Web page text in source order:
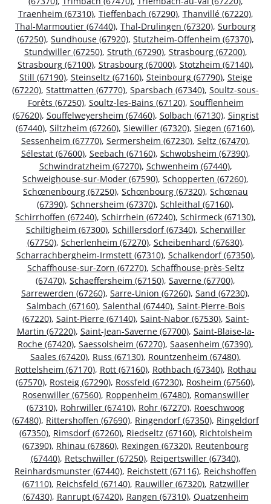
Traenheim (67310), Tieffenbach (67290), Thanvillé (67220),
Thal-Marmoutier (67440), Thal-Drulingen (67320), Surbourg
(67250), Sundhouse (67920), Stutzheim-Offenheim (67370),
Stundwiller (67250), Struth (67290), Strasbourg (67200),
Strasbourg (67100), Strasbourg (67000), Stotzheim (67140),
Still (67190), Steinseltz (67160), Steinbourg (67790), Steige
(67220), Stattmatten (67770), Sparsbach (67340), Soultz-sous-
Forêts (67250), Soultz-les-Bains (67120), Soufflenheim
(67620), Souffelweyersheim (67460), Solbach (67130), Singrist
(67440), Siltzheim (67260), Siewiller (67320), Siegen (67160),
Sessenheim (67770), Sermersheim (67230), Seltz (67470),
Sélestat (67600), Seebach (67160), Schwobsheim (67390),
Schwindratzheim (67270), Schwenheim (67440),
Schweighouse-sur-Moder (67590), Schopperten (67260),
Schœnenbourg (67250), Schœnbourg (67320), Schœnau
(67390), Schnersheim (67370), Schleithal (67160),
Schirrhoffen (67240), Schirrhein (67240), Schirmeck (67130),
Schiltigheim (67300), Schillersdorf (67340), Scherwiller
(67750), Scherlenheim (67270), Scheibenhard (67630),
Scharrachbergheim-Irmstett (67310), Schalkendorf (67350),
Schaffhouse-sur-Zorn (67270), Schaffhouse-près-Seltz
(67470), Schaeffersheim (67150), Saverne (67700),
Sarrewerden (67260), Sarre-Union (67260), Sand (67230),
Salmbach (67160), Salenthal (67440), Saint-Pierre-Bois
(67220), Saint-Pierre (67140), Saint-Nabor (67530), Saint-
Martin (67220), Saint-Jean-Saverne (67700), Saint-Blaise-la-
Roche (67420), Saessolsheim (67270), Saasenheim (67390),
Saales (67420), Russ (67130), Rountzenheim (67480),
Rottelsheim (67170), Rott (67160), Rothbach (67340), Rothau
(67570), Rosteig (67290), Rossfeld (67230), Rosheim (67560),
Rosenwiller (67560), Roppenheim (67480), Romanswiller
(67310), Rohrwiller (67410), Rohr (67270), Roeschwoog
(67480), Rittershoffen (67690), Ringendorf (67350), Ringeldorf
(67350), Rimsdorf (67260), Riedseltz (67160), Richtolsheim
(67390), Rhinau (67860), Rexingen (67320), Reutenbourg
(67440), Retschwiller (67250), Reipertswiller (67340),
Reinhardsmunster (67440), Reichstett (67116), Reichshoffen
(67110), Reichsfeld (67140), Rauwiller (67320), Ratzwiller
(67430), Ranrupt (67420), Rangen (67310), Quatzenheim